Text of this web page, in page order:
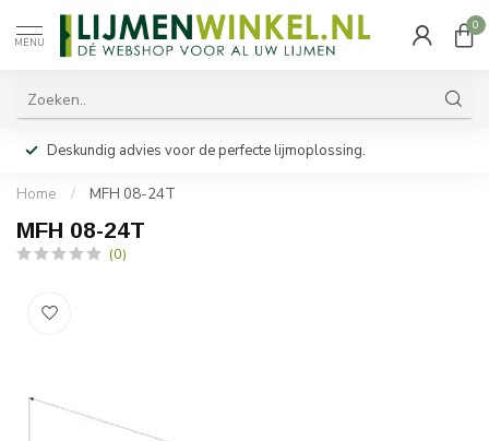
MENU
0
Deskundig advies voor de perfecte lijmoplossing.
Home / MFH 08-24T
MFH 08-24T
(0)